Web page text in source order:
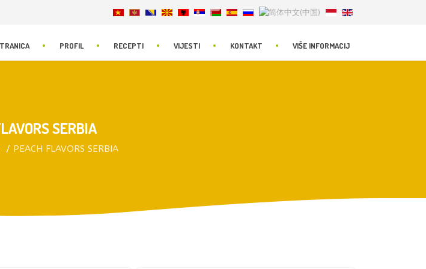
PROFIL RECEPTI VIJESTI KONTAKT VIŠE INFORMACIJ
SERBIA
PEACH FLAVORS SERBIA